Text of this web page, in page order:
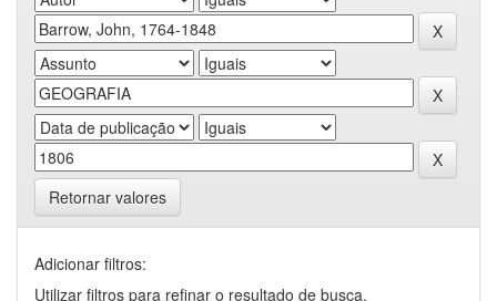
Retornar valores
Adicionar filtros:
Utilizar filtros para refinar o resultado de busca.